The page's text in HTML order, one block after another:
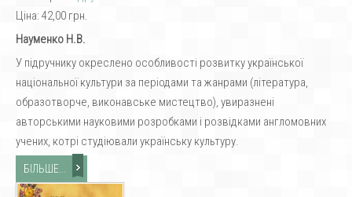
Ціна: 42,00 грн.
Науменко Н.В.
У підручнику окреслено особливості розвитку української
національної культури за періодами та жанрами (література,
образотворче, виконавське мистецтво), увиразнені
авторськими науковими розробками і розвідками англомовних
учених, котрі студіювали українську культуру.
БІЛЬШЕ...